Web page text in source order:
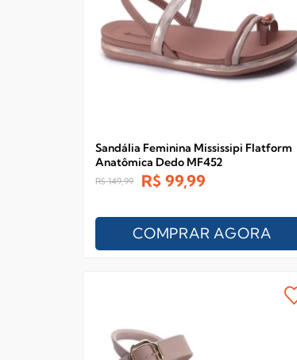
Sandália Feminina Mississipi Flatform
Anatômica Dedo MF452
R$ 149,99 R$ 99,99
COMPRAR AGORA